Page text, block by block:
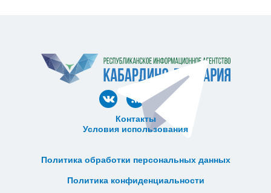
Контакты
Условия использования
Политика обработки персональных данных
Политика конфиденциальности